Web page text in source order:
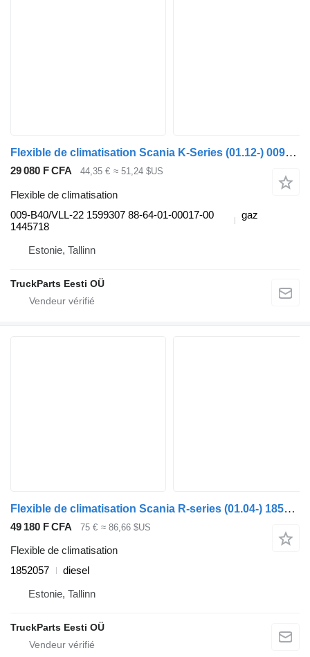
Flexible de climatisation Scania K-Series (01.12-) 009-B40/VLL-22 pour Scania K,N,F-series bus (2006-)
29 080 F CFA 44,35 € ≈ 51,24 $US
Flexible de climatisation
009-B40/VLL-22 1599307 88-64-01-00017-00
1445718
gaz
Estonie, Tallinn
TruckParts Eesti OÜ
Flexible de climatisation Scania R-series (01.04-) 1852057 pour bus Scania P,G,R,T-series (2004-2017)
49 180 F CFA 75 € ≈ 86,66 $US
Flexible de climatisation
1852057
diesel
Estonie, Tallinn
TruckParts Eesti OÜ